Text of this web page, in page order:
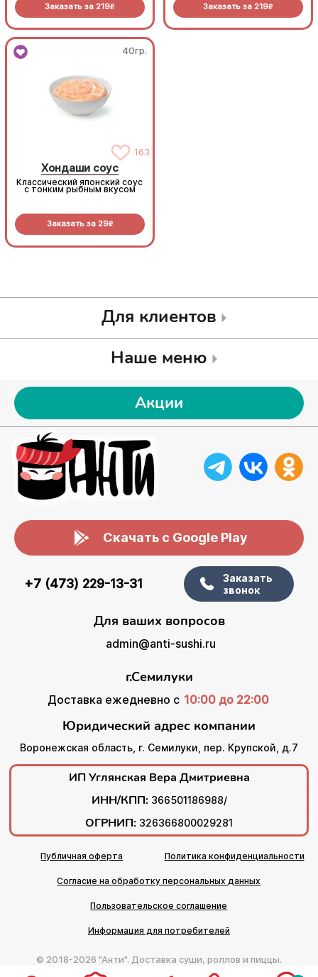
Заказать за 219R Заказать за 219R
40гр.
163
Хондаши соус
Классический японский соус
с тонким рыбным вкусом
Заказать за 29R
Для клиентов
Наше меню
Акции
Скачать с Google Play
+7 (473) 229-13-31
Заказать
звонок
Для ваших вопросов
admin@anti-sushi.ru
г.Семилуки
Доставка ежедневно с 10:00 до 22:00
Юридический адрес компании
Воронежская область, г. Семилуки, пер. Крупской, д.7
ИП Углянская Вера Дмитриевна
ИНН/КПП: 366501186988/
ОГРНИП: 326366800029281
Публичная оферта Политика конфиденциальности
Согласие на обработку персональных данных
Пользовательское соглашение
Информация для потребителей
© 2018-2026 "Анти". Доставка суши, роллов и пиццы.